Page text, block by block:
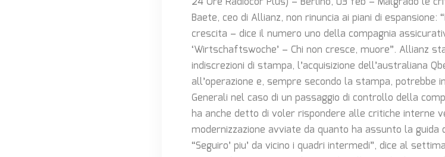
Baete, ceo di Allianz, non rinuncia ai piani di espansione:
crescita – dice il numero uno della compagnia
‘Wirtschaftswoche’ – Chi non cresce, muore”. Allianz
indiscrezioni di stampa, l’acquisizione dell’australiana
all’operazione e, sempre secondo la stampa, potrebbe
Generali nel caso di un passaggio di controllo della
ha anche detto di voler rispondere alle critiche interne
modernizzazione avviate da quanto ha assunto la guida
“Seguiro’ piu’ da vicino i quadri intermedi”, dice al